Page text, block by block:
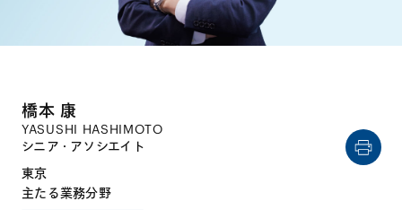
橋本 康
YASUSHI HASHIMOTO
シニア・アソシエイト
東京
主たる業務分野